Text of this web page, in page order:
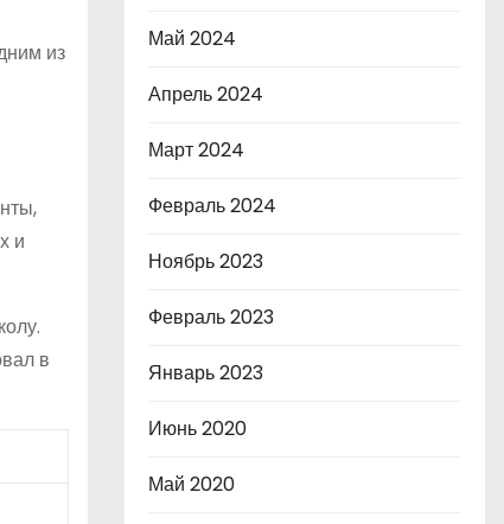
из
и
в
Май 2024
Апрель 2024
Март 2024
Февраль 2024
Ноябрь 2023
Февраль 2023
Январь 2023
Июнь 2020
Май 2020